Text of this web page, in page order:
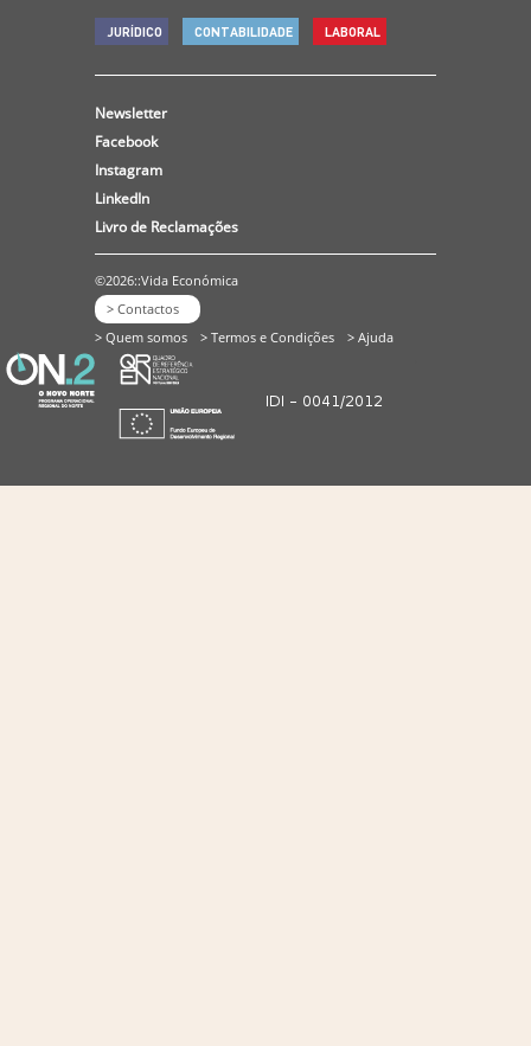
JURÍDICO CONTABILIDADE LABORAL
Newsletter
Facebook
Instagram
LinkedIn
Livro de Reclamações
©2026::Vida Económica
> Contactos
> Quem somos
> Termos e Condições > Ajuda